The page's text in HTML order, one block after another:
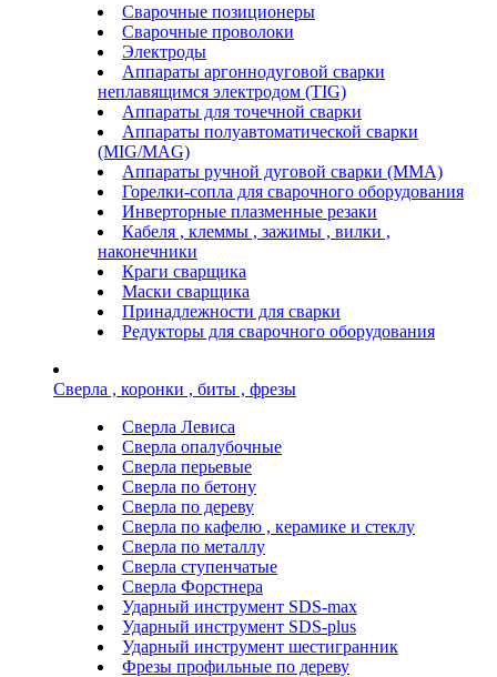
Сварочные позиционеры
Сварочные проволоки
Электроды
Аппараты аргоннодуговой сварки
неплавящимся электродом (TIG)
Аппараты для точечной сварки
Аппараты полуавтоматической сварки
(MIG/MAG)
Аппараты ручной дуговой сварки (ММА)
Горелки-сопла для сварочного оборудования
Инверторные плазменные резаки
Кабеля , клеммы , зажимы , вилки ,
наконечники
Краги сварщика
Маски сварщика
Принадлежности для сварки
Редукторы для сварочного оборудования
Сверла , коронки , биты , фрезы
Сверла Левиса
Сверла опалубочные
Сверла перьевые
Сверла по бетону
Сверла по дереву
Сверла по кафелю , керамике и стеклу
Сверла по металлу
Сверла ступенчатые
Сверла Форстнера
Ударный инструмент SDS-max
Ударный инструмент SDS-plus
Ударный инструмент шестигранник
Фрезы профильные по дереву